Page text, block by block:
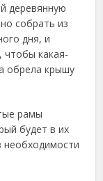
деревянную
собрать из
дня, и
чтобы какая-
обрела крышу
рамы
будет в их
необходимости